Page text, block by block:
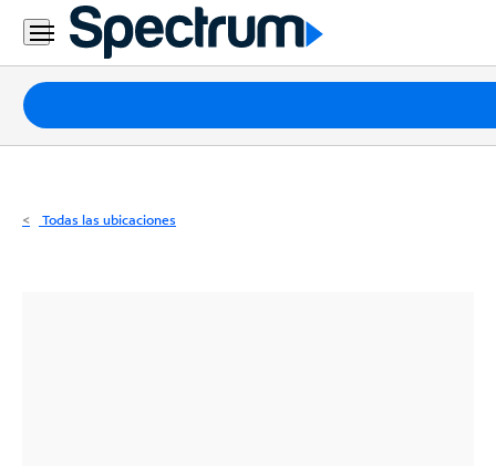
Residencial
Business
Paquetes
Internet
Todas las ubicaciones